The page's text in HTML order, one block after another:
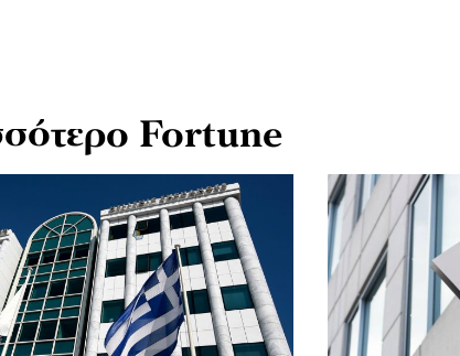
Fortune